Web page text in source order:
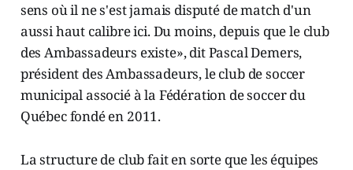
sens où il ne s'est jamais disputé de match d'un
aussi haut calibre ici. Du moins, depuis que le club
des Ambassadeurs existe», dit Pascal Demers,
président des Ambassadeurs, le club de soccer
municipal associé à la Fédération de soccer du
Québec fondé en 2011.
La structure de club fait en sorte que les équipes